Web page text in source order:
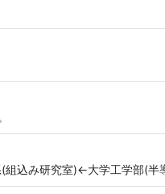
組込み研究室)←大学工学部(